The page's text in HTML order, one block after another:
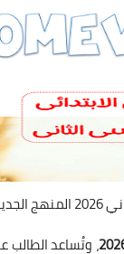
، وتُساعد الطالب